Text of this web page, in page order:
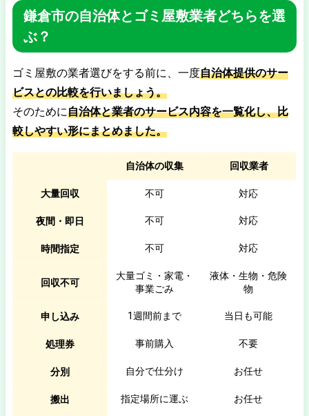
鎌倉市の自治体とゴミ屋敷業者どちらを選
ぶ？
ゴミ屋敷の業者選びをする前に、一度自治体提供のサー
ビスとの比較を行いましょう。
そのために自治体と業者のサービス内容を一覧化し、比
較しやすい形にまとめました。
自治体の収集 回収業者
大量回収 不可 対応
夜間・即日 不可 対応
時間指定 不可 対応
回収不可
大量ゴミ・家電・
事業ごみ
液体・生物・危険
物
申し込み 1週間前まで 当日も可能
処理券 事前購入 不要
分別 自分で仕分け お任せ
搬出 指定場所に運ぶ お任せ